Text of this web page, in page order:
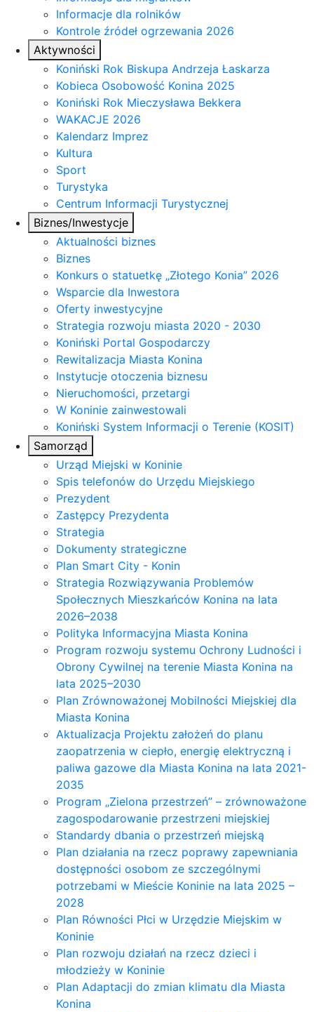
Informacje dla rolników
Kontrole źródeł ogrzewania 2026
Aktywności
Koniński Rok Biskupa Andrzeja Łaskarza
Kobieca Osobowość Konina 2025
Koniński Rok Mieczysława Bekkera
WAKACJE 2026
Kalendarz Imprez
Kultura
Sport
Turystyka
Centrum Informacji Turystycznej
Biznes/Inwestycje
Aktualności biznes
Biznes
Konkurs o statuetkę „Złotego Konia” 2026
Wsparcie dla Inwestora
Oferty inwestycyjne
Strategia rozwoju miasta 2020 - 2030
Koniński Portal Gospodarczy
Rewitalizacja Miasta Konina
Instytucje otoczenia biznesu
Nieruchomości, przetargi
W Koninie zainwestowali
Koniński System Informacji o Terenie (KOSIT)
Samorząd
Urząd Miejski w Koninie
Spis telefonów do Urzędu Miejskiego
Prezydent
Zastępcy Prezydenta
Strategia
Dokumenty strategiczne
Plan Smart City - Konin
Strategia Rozwiązywania Problemów
Społecznych Mieszkańców Konina na lata
2026–2038
Polityka Informacyjna Miasta Konina
Program rozwoju systemu Ochrony Ludności i
Obrony Cywilnej na terenie Miasta Konina na
lata 2025–2030
Plan Zrównoważonej Mobilności Miejskiej dla
Miasta Konina
Aktualizacja Projektu założeń do planu
zaopatrzenia w ciepło, energię elektryczną i
paliwa gazowe dla Miasta Konina na lata 2021-
2035
Program „Zielona przestrzeń” – zrównoważone
zagospodarowanie przestrzeni miejskiej
Standardy dbania o przestrzeń miejską
Plan działania na rzecz poprawy zapewniania
dostępności osobom ze szczególnymi
potrzebami w Mieście Koninie na lata 2025 –
2028
Plan Równości Płci w Urzędzie Miejskim w
Koninie
Plan rozwoju działań na rzecz dzieci i
młodzieży w Koninie
Plan Adaptacji do zmian klimatu dla Miasta
Konina